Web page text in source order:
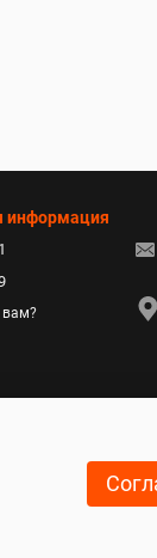
информация
вам?